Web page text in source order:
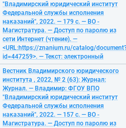
"Владимирский юридический институт
Федеральной службы исполнения
наказаний", 2022. — 179 с. — ВО -
Магистратура. — Доступ по паролю из
сети Интернет (чтение). —
<URL:https://znanium.ru/catalog/
id=447259>. — Текст: электронный
Вестник Владимирского юридического
института , 2022, № 2 (63): Журнал:
Журнал. — Владимир: ФГОУ ВПО
"Владимирский юридический институт
Федеральной службы исполнения
наказаний", 2022. — 157 с. — ВО -
Магистратура. — Доступ по паролю из